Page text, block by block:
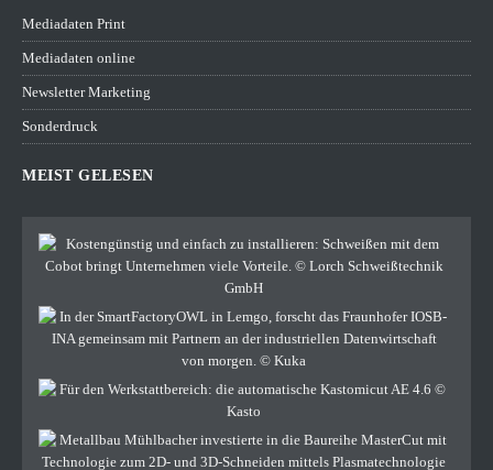
Mediadaten Print
Mediadaten online
Newsletter Marketing
Sonderdruck
MEIST GELESEN